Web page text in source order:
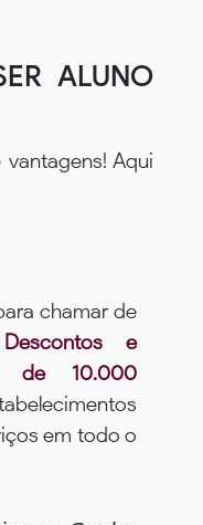
ALUNO
Aqui
chamar de
Descontos e
de 10.000
em todo o